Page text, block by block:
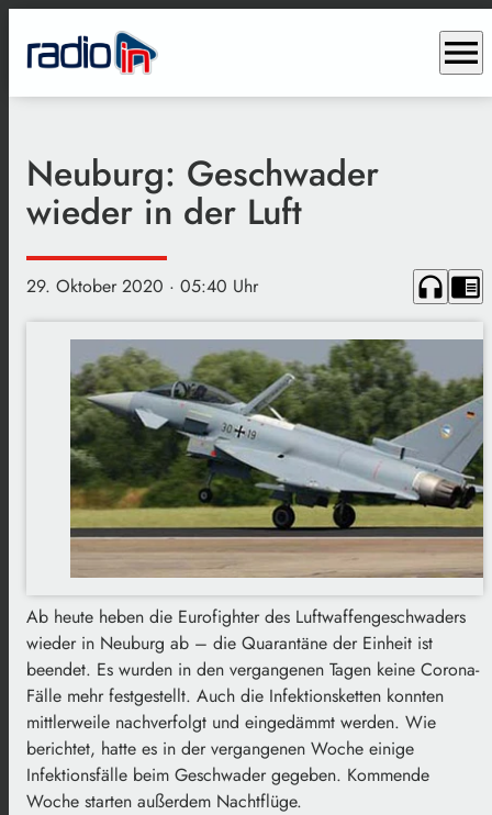
menu
Neuburg: Geschwader
wieder in der Luft
29. Oktober 2020 · 05:40 Uhr headphones chrome_reader_mode
Ab heute heben die Eurofighter des Luftwaffengeschwaders
wieder in Neuburg ab – die Quarantäne der Einheit ist
beendet. Es wurden in den vergangenen Tagen keine Corona-
Fälle mehr festgestellt. Auch die Infektionsketten konnten
mittlerweile nachverfolgt und eingedämmt werden. Wie
berichtet, hatte es in der vergangenen Woche einige
Infektionsfälle beim Geschwader gegeben. Kommende
Woche starten außerdem Nachtflüge.